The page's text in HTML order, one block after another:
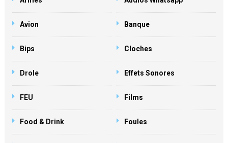
Avion Banque
Bips Cloches
Drole Effets Sonores
FEU Films
Food & Drink Foules